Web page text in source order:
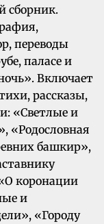
сборник.
переводы
паласе и
Включает
рассказы,
«Светлые и
«Родословная
башкир»,
коронации
и
«Городу